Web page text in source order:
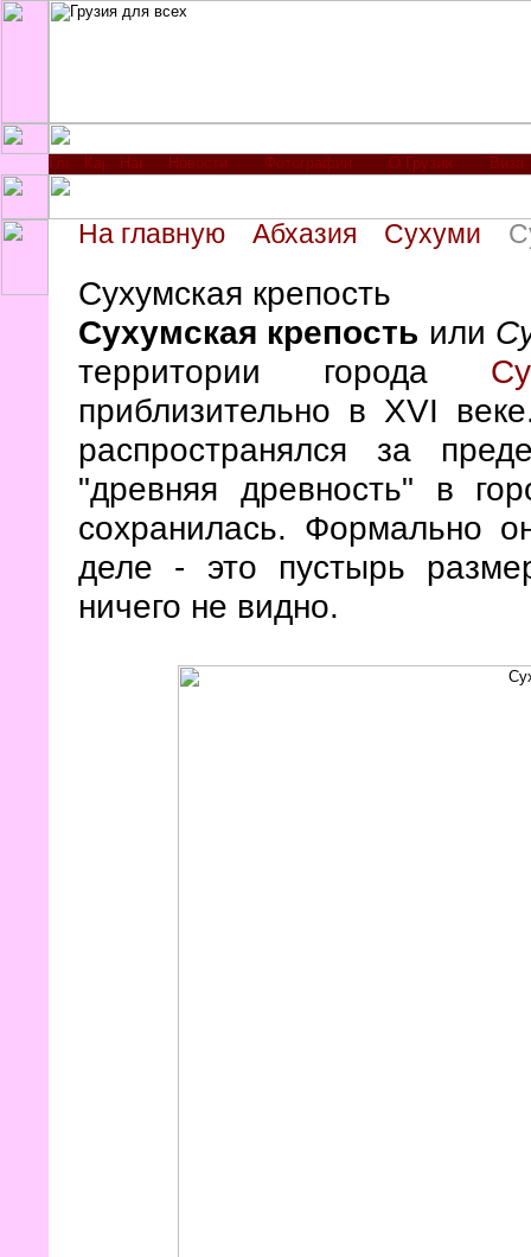
Новости Фотографии О Грузии Виза
На главную Абхазия Сухуми
Сухумская крепость
Сухумская крепость или
территории города
приблизительно в XVI
распространялся за
"древняя древность" в
сохранилась. Формально
деле - это пустырь
ничего не видно.